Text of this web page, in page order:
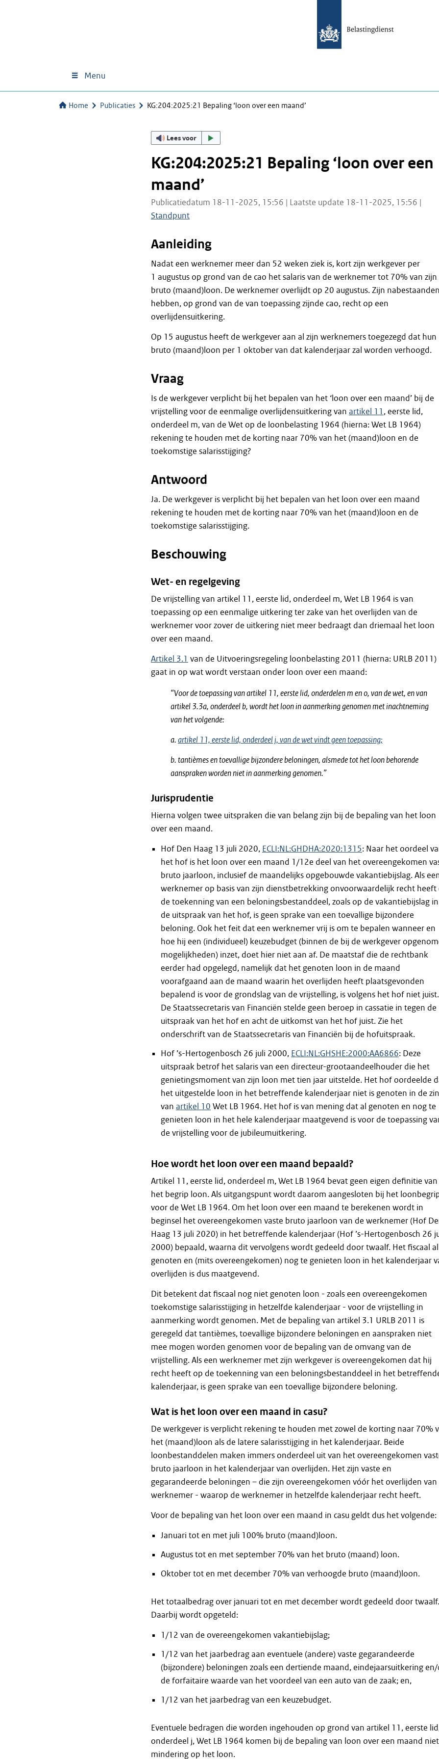
Menu
Home Publicaties KG:204:2025:21 Bepaling ‘loon over een maand’
Lees voor
KG:204:2025:21 Bepaling ‘loon over een
maand’
Publicatiedatum 18-11-2025, 15:56 | Laatste update 18-11-2025, 15:56 |
Standpunt
Aanleiding
Nadat een werknemer meer dan 52 weken ziek is, kort zijn werkgever per
1 augustus op grond van de cao het salaris van de werknemer tot 70% van zijn
bruto (maand)loon. De werknemer overlijdt op 20 augustus. Zijn nabestaanden
hebben, op grond van de van toepassing zijnde cao, recht op een
overlijdensuitkering.
Op 15 augustus heeft de werkgever aan al zijn werknemers toegezegd dat hun
bruto (maand)loon per 1 oktober van dat kalenderjaar zal worden verhoogd.
Vraag
Is de werkgever verplicht bij het bepalen van het ‘loon over een maand’ bij de
vrijstelling voor de eenmalige overlijdensuitkering van artikel 11 , eerste lid,
onderdeel m, van de Wet op de loonbelasting 1964 (hierna: Wet LB 1964)
rekening te houden met de korting naar 70% van het (maand)loon en de
toekomstige salarisstijging?
Antwoord
Ja. De werkgever is verplicht bij het bepalen van het loon over een maand
rekening te houden met de korting naar 70% van het (maand)loon en de
toekomstige salarisstijging.
Beschouwing
Wet- en regelgeving
De vrijstelling van artikel 11, eerste lid, onderdeel m, Wet LB 1964 is van
toepassing op een eenmalige uitkering ter zake van het overlijden van de
werknemer voor zover de uitkering niet meer bedraagt dan driemaal het loon
over een maand.
Artikel 3.1 van de Uitvoeringsregeling loonbelasting 2011 (hierna: URLB 2011)
gaat in op wat wordt verstaan onder loon over een maand:
“Voor de toepassing van artikel 11, eerste lid, onderdelen m en o, van de wet, en van
artikel 3.3a, onderdeel b, wordt het loon in aanmerking genomen met inachtneming
van het volgende:
a.artikel 11, eerste lid, onderdeel j, van de wet vindt geen toepassing;
b. tantièmes en toevallige bijzondere beloningen, alsmede tot het loon behorende
aanspraken worden niet in aanmerking genomen.”
Jurisprudentie
Hierna volgen twee uitspraken die van belang zijn bij de bepaling van het loon
over een maand.
Hof Den Haag 13 juli 2020, ECLI:NL:GHDHA:2020:1315: Naar het oordeel
het hof is het loon over een maand 1/12e deel van het overeengekomen
bruto jaarloon, inclusief de maandelijks opgebouwde vakantiebijslag. Als
werknemer op basis van zijn dienstbetrekking onvoorwaardelijk recht heeft
de toekenning van een beloningsbestanddeel, zoals op de vakantiebijslag in
de uitspraak van het hof, is geen sprake van een toevallige bijzondere
beloning. Ook het feit dat een werknemer vrij is om te bepalen wanneer en
hoe hij een (individueel) keuzebudget (binnen de bij de werkgever
mogelijkheden) inzet, doet hier niet aan af. De maatstaf die de rechtbank
eerder had opgelegd, namelijk dat het genoten loon in de maand
voorafgaand aan de maand waarin het overlijden heeft plaatsgevonden
bepalend is voor de grondslag van de vrijstelling, is volgens het hof niet juist.
De Staatssecretaris van Financiën stelde geen beroep in cassatie in tegen de
uitspraak van het hof en acht de uitkomst van het hof juist. Zie het
onderschrift van de Staatssecretaris van Financiën bij de hofuitspraak.
Hof ’s-Hertogenbosch 26 juli 2000, ECLI:NL:GHSHE:2000:AA6866: Deze
uitspraak betrof het salaris van een directeur-grootaandeelhouder die het
genietingsmoment van zijn loon met tien jaar uitstelde. Het hof oordeelde
het uitgestelde loon in het betreffende kalenderjaar niet is genoten in de zin
van artikel 10 Wet LB 1964. Het hof is van mening dat al genoten en nog te
genieten loon in het hele kalenderjaar maatgevend is voor de toepassing
de vrijstelling voor de jubileumuitkering.
Hoe wordt het loon over een maand bepaald?
Artikel 11, eerste lid, onderdeel m, Wet LB 1964 bevat geen eigen definitie van
het begrip loon. Als uitgangspunt wordt daarom aangesloten bij het
voor de Wet LB 1964. Om het loon over een maand te berekenen wordt in
beginsel het overeengekomen vaste bruto jaarloon van de werknemer (Hof
Haag 13 juli 2020) in het betreffende kalenderjaar (Hof ’s-Hertogenbosch 26
2000) bepaald, waarna dit vervolgens wordt gedeeld door twaalf. Het fiscaal al
genoten en (mits overeengekomen) nog te genieten loon in het kalenderjaar
overlijden is dus maatgevend.
Dit betekent dat fiscaal nog niet genoten loon - zoals een overeengekomen
toekomstige salarisstijging in hetzelfde kalenderjaar - voor de vrijstelling in
aanmerking wordt genomen. Met de bepaling van artikel 3.1 URLB 2011 is
geregeld dat tantièmes, toevallige bijzondere beloningen en aanspraken niet
mee mogen worden genomen voor de bepaling van de omvang van de
vrijstelling. Als een werknemer met zijn werkgever is overeengekomen dat hij
recht heeft op de toekenning van een beloningsbestanddeel in het
kalenderjaar, is geen sprake van een toevallige bijzondere beloning.
Wat is het loon over een maand in casu?
De werkgever is verplicht rekening te houden met zowel de korting naar 70%
het (maand)loon als de latere salarisstijging in het kalenderjaar. Beide
loonbestanddelen maken immers onderdeel uit van het overeengekomen
bruto jaarloon in het kalenderjaar van overlijden. Het zijn vaste en
gegarandeerde beloningen – die zijn overeengekomen vóór het overlijden van
werknemer - waarop de werknemer in hetzelfde kalenderjaar recht heeft.
Voor de bepaling van het loon over een maand in casu geldt dus het volgende:
Januari tot en met juli 100% bruto (maand)loon.
Augustus tot en met september 70% van het bruto (maand) loon.
Oktober tot en met december 70% van verhoogde bruto (maand)loon.
Het totaalbedrag over januari tot en met december wordt gedeeld door twaalf.
Daarbij wordt opgeteld:
1/12 van de overeengekomen vakantiebijslag;
1/12 van het jaarbedrag aan eventuele (andere) vaste gegarandeerde
(bijzondere) beloningen zoals een dertiende maand, eindejaarsuitkering
de forfaitaire waarde van het voordeel van een auto van de zaak; en,
1/12 van het jaarbedrag van een keuzebudget.
Eventuele bedragen die worden ingehouden op grond van artikel 11, eerste
onderdeel j, Wet LB 1964 komen bij de bepaling van loon over een maand
mindering op het loon.